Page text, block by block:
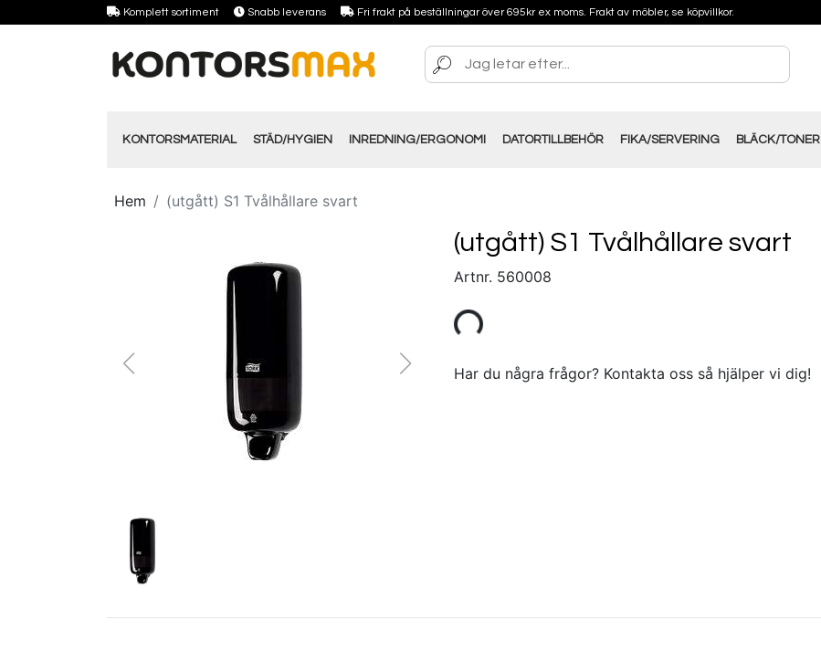
Komplett sortiment Snabb leverans Fri frakt på beställningar över 695kr ex moms. Frakt av möbler, se köpvillkor.
KONTORSMATERIAL STÄD/HYGIEN INREDNING/ERGONOMI DATORTILLBEHÖR FIKA/SERVERING BLÄCK/TONER
Hem (utgått) S1 Tvålhållare svart
(utgått) S1 Tvålhållare svart
Artnr. 560008
Har du några frågor? Kontakta oss så hjälper vi dig!